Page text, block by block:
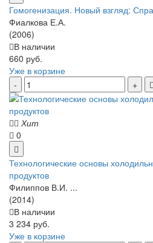
Гомогенизация. Новый взгляд:
Фиалкова Е.А.
(2006)
В наличии
660 руб.
Уже в корзине
Хит
0
Технологические основы
продуктов
Филиппов В.И. ...
(2014)
В наличии
3 234 руб.
Уже в корзине